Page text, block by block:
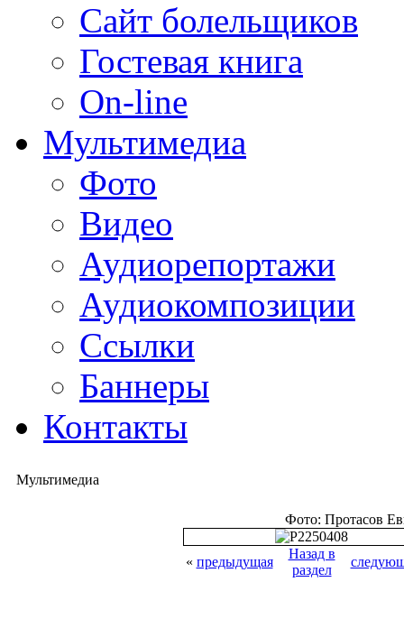
Сайт болельщиков
Гостевая книга
On-line
Мультимедиа
Фото
Видео
Аудиорепортажи
Аудиокомпозиции
Ссылки
Баннеры
Контакты
Мультимедиа
Фото: Протасов
« предыдущая
Назад в
раздел